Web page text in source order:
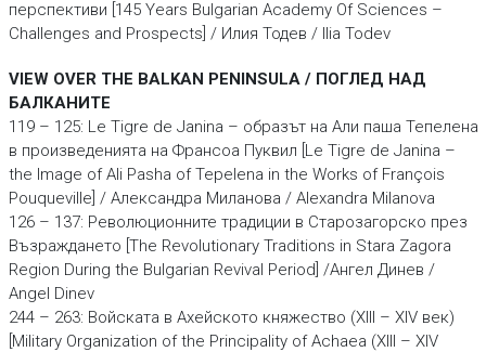
перспективи [145 Years Bulgarian Academy Of Sciences –
Challenges and Prospects] / Илия Тодев / Ilia Todev
VIEW OVER THE BALKAN PENINSULA / ПОГЛЕД НАД
БАЛКАНИТЕ
119 – 125: Le Tigre de Janina – образът на Али паша Тепелена
в произведенията на Франсоа Пуквил [Le Tigre de Janina –
the Image of Ali Pasha of Tepelena in the Works of François
Pouqueville] / Александра Миланова / Alexandra Milanova
126 – 137: Революционните традиции в Старозагорско през
Възраждането [The Revolutionary Traditions in Stara Zagora
Region During the Bulgarian Revival Period] /Ангел Динев /
Angel Dinev
244 – 263: Войската в Ахейското княжество (XIII – XIV век)
[Military Organization of the Principality of Achaea (XIII – XIV